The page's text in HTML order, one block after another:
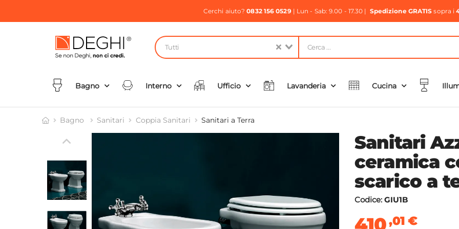
Cerchi aiuto?0832 156 0529| Lun - Sab: 9.00 - 17.30 | Spedizione GRATIS sopra i
Tutti
Bagno Interno Ufficio Lavanderia Cucina
Bagno Sanitari Coppia Sanitari Sanitari a Terra
Sanitari
ceramica
scarico a
Codice: GIU1B
,01 €